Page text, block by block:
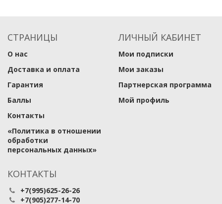
СТРАНИЦЫ
О нас
Доставка и оплата
Гарантия
Баллы
Контакты
​«Политика в отношении
обработки
персональных данных»
ЛИЧНЫЙ КАБИНЕТ
Мои подписки
Мои заказы
Партнерская программа
Мой профиль
КОНТАКТЫ
+7(995)625-26-26
+7(905)277-14-70